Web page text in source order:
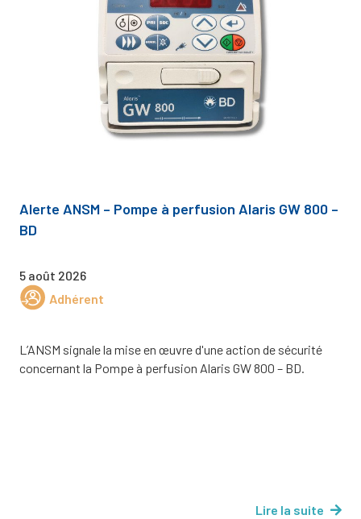
Alerte ANSM – Pompe à perfusion Alaris GW 800 –
BD
5 août 2026
Adhérent
L’ANSM signale la mise en œuvre d'une action de sécurité
concernant la Pompe à perfusion Alaris GW 800 – BD.
Lire la suite